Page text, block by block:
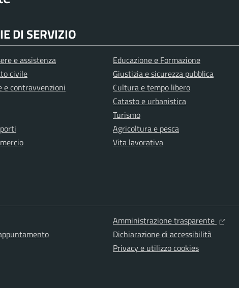
DI SERVIZIO
e assistenza
civile
e contravvenzioni
Educazione e Formazione
Giustizia e sicurezza pubblica
Cultura e tempo libero
Catasto e urbanistica
Turismo
Agricoltura e pesca
Vita lavorativa
Amministrazione trasparente
Dichiarazione di accessibilità
Privacy e utilizzo cookies